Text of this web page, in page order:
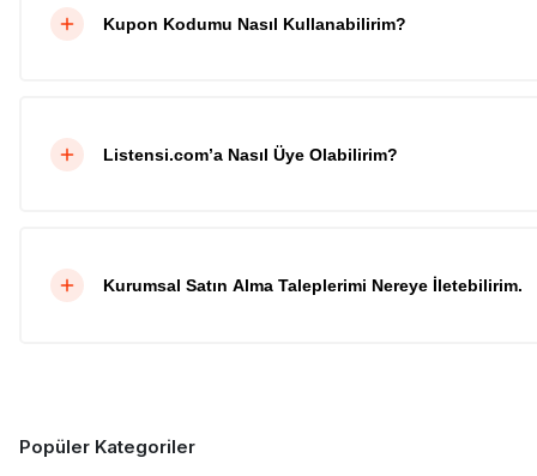
Kupon Kodumu Nasıl Kullanabilirim?
Listensi.com’a Nasıl Üye Olabilirim?
Kurumsal Satın Alma Taleplerimi Nereye İletebilirim.
Popüler Kategoriler